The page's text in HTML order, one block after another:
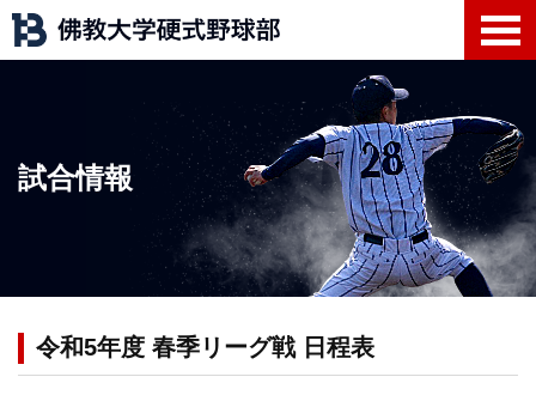
試合情報
令和5年度 春季リーグ戦 日程表